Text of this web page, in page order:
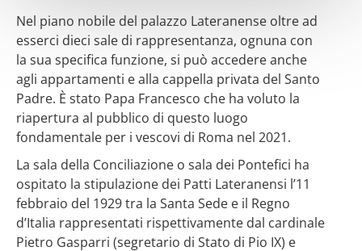
Nel piano nobile del palazzo Lateranense oltre ad
esserci dieci sale di rappresentanza, ognuna con
la sua specifica funzione, si può accedere anche
agli appartamenti e alla cappella privata del Santo
Padre. È stato Papa Francesco che ha voluto la
riapertura al pubblico di questo luogo
fondamentale per i vescovi di Roma nel 2021.
La sala della Conciliazione o sala dei Pontefici ha
ospitato la stipulazione dei Patti Lateranensi l’11
febbraio del 1929 tra la Santa Sede e il Regno
d’Italia rappresentati rispettivamente dal cardinale
Pietro Gasparri (segretario di Stato di Pio IX) e